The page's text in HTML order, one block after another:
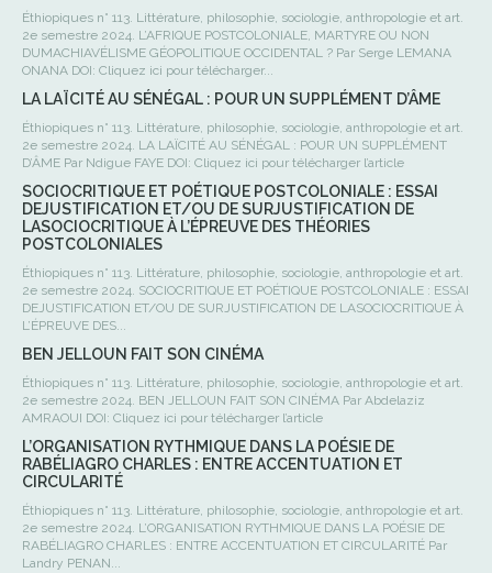
Éthiopiques n° 113. Littérature, philosophie, sociologie, anthropologie et art.
2e semestre 2024. L’AFRIQUE POSTCOLONIALE, MARTYRE OU NON
DUMACHIAVÉLISME GÉOPOLITIQUE OCCIDENTAL ? Par Serge LEMANA
ONANA DOI: Cliquez ici pour télécharger...
LA LAÏCITÉ AU SÉNÉGAL : POUR UN SUPPLÉMENT D’ÂME
Éthiopiques n° 113. Littérature, philosophie, sociologie, anthropologie et art.
2e semestre 2024. LA LAÏCITÉ AU SÉNÉGAL : POUR UN SUPPLÉMENT
D’ÂME Par Ndigue FAYE DOI: Cliquez ici pour télécharger l’article
SOCIOCRITIQUE ET POÉTIQUE POSTCOLONIALE : ESSAI
DEJUSTIFICATION ET/OU DE SURJUSTIFICATION DE
LASOCIOCRITIQUE À L’ÉPREUVE DES THÉORIES
POSTCOLONIALES
Éthiopiques n° 113. Littérature, philosophie, sociologie, anthropologie et art.
2e semestre 2024. SOCIOCRITIQUE ET POÉTIQUE POSTCOLONIALE : ESSAI
DEJUSTIFICATION ET/OU DE SURJUSTIFICATION DE LASOCIOCRITIQUE À
L’ÉPREUVE DES...
BEN JELLOUN FAIT SON CINÉMA
Éthiopiques n° 113. Littérature, philosophie, sociologie, anthropologie et art.
2e semestre 2024. BEN JELLOUN FAIT SON CINÉMA Par Abdelaziz
AMRAOUI DOI: Cliquez ici pour télécharger l’article
L’ORGANISATION RYTHMIQUE DANS LA POÉSIE DE
RABÉLIAGRO CHARLES : ENTRE ACCENTUATION ET
CIRCULARITÉ
Éthiopiques n° 113. Littérature, philosophie, sociologie, anthropologie et art.
2e semestre 2024. L’ORGANISATION RYTHMIQUE DANS LA POÉSIE DE
RABÉLIAGRO CHARLES : ENTRE ACCENTUATION ET CIRCULARITÉ Par
Landry PENAN...